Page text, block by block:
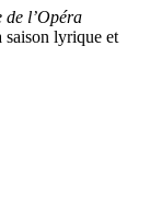
de l’Opéra
saison lyrique et